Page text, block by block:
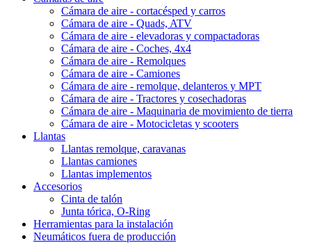
Cámara de aire - cortacésped y carros
Cámara de aire - Quads, ATV
Cámara de aire - elevadoras y compactadoras
Cámara de aire - Coches, 4x4
Cámara de aire - Remolques
Cámara de aire - Camiones
Cámara de aire - remolque, delanteros y MPT
Cámara de aire - Tractores y cosechadoras
Cámara de aire - Maquinaria de movimiento de tierra
Cámara de aire - Motocicletas y scooters
Llantas
Llantas remolque, caravanas
Llantas camiones
Llantas implementos
Accesorios
Cinta de talón
Junta tórica, O-Ring
Herramientas para la instalación
Neumáticos fuera de producción